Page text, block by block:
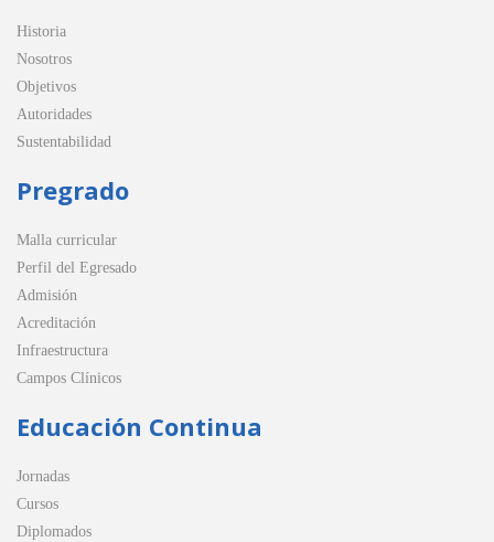
Historia
Nosotros
Objetivos
Autoridades
Sustentabilidad
Pregrado
Malla curricular
Perfil del Egresado
Admisión
Acreditación
Infraestructura
Campos Clínicos
Educación Continua
Jornadas
Cursos
Diplomados